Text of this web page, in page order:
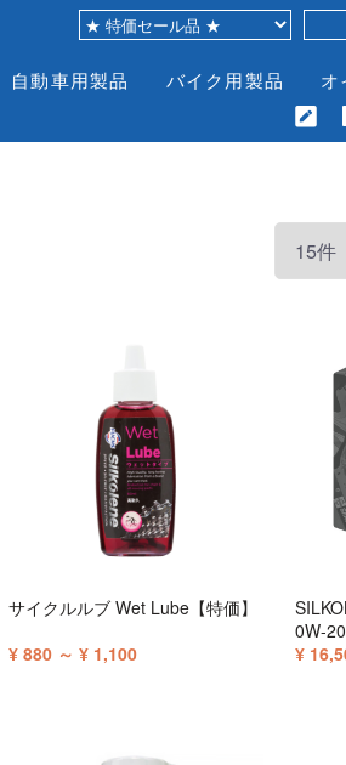
自動車用製品 バイク用製品 オ
サイクルルブ Wet Lube【特価】
¥ 880 ～ ¥ 1,100
0W-
¥